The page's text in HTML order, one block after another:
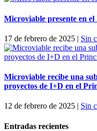
Microviable presente en
17 de febrero de 2025 | Sin
Microviable recibe una
proyectos de I+D en el
12 de febrero de 2025 | Sin
Entradas recientes